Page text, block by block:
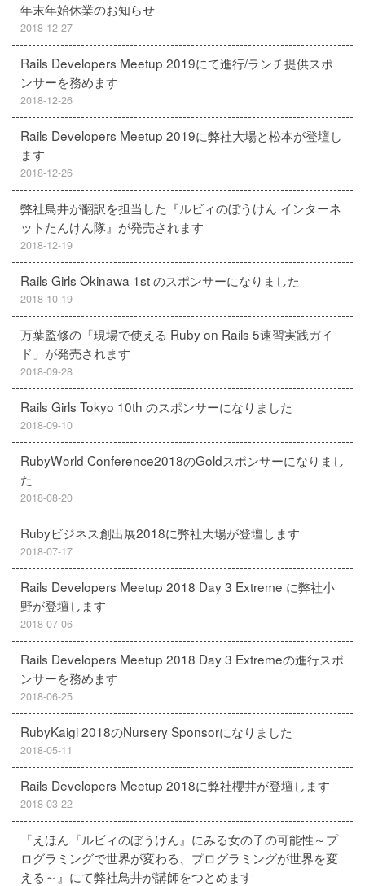
年末年始休業のお知らせ
2018-12-27
Rails Developers Meetup 2019にて進行/ランチ提供スポ
ンサーを務めます
2018-12-26
Rails Developers Meetup 2019に弊社大場と松本が登壇し
ます
2018-12-26
弊社鳥井が翻訳を担当した『ルビィのぼうけん インターネ
ットたんけん隊』が発売されます
2018-12-19
Rails Girls Okinawa 1st のスポンサーになりました
2018-10-19
万葉監修の「現場で使える Ruby on Rails 5速習実践ガイ
ド」が発売されます
2018-09-28
Rails Girls Tokyo 10th のスポンサーになりました
2018-09-10
RubyWorld Conference2018のGoldスポンサーになりまし
た
2018-08-20
Rubyビジネス創出展2018に弊社大場が登壇します
2018-07-17
Rails Developers Meetup 2018 Day 3 Extreme に弊社小
野が登壇します
2018-07-06
Rails Developers Meetup 2018 Day 3 Extremeの進行スポ
ンサーを務めます
2018-06-25
RubyKaigi 2018のNursery Sponsorになりました
2018-05-11
Rails Developers Meetup 2018に弊社櫻井が登壇します
2018-03-22
『えほん『ルビィのぼうけん』にみる女の子の可能性～プ
ログラミングで世界が変わる、プログラミングが世界を変
える～』にて弊社鳥井が講師をつとめます